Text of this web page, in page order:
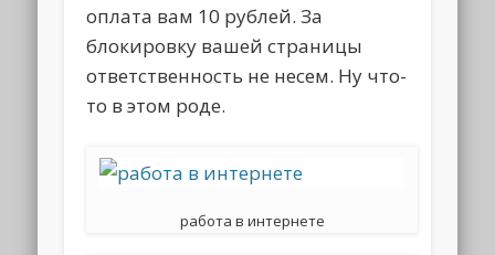
оплата вам 10 рублей. За
блокировку вашей страницы
ответственность не несем. Ну что-
то в этом роде.
работа в интернете